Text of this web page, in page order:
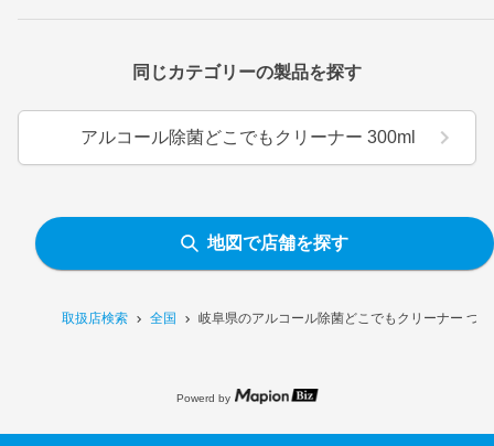
取扱店検索 全国 岐阜県のアルコール除菌どこでもクリーナー つ
同じカテゴリーの製品を探す
アルコール除菌どこでもクリーナー 300ml
地図で店舗を探す
Powerd by